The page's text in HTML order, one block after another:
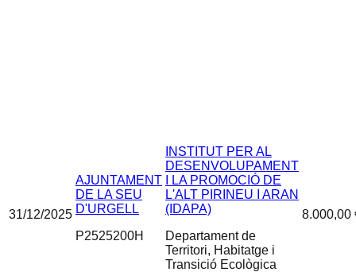
31/12/2025
AJUNTAMENT
DE LA SEU
D'URGELL
P2525200H
INSTITUT PER AL
DESENVOLUPAMENT
I LA PROMOCIÓ DE
L'ALT PIRINEU I ARAN
(IDAPA)
Departament de
Territori, Habitatge i
Transició Ecològica
8.000,00